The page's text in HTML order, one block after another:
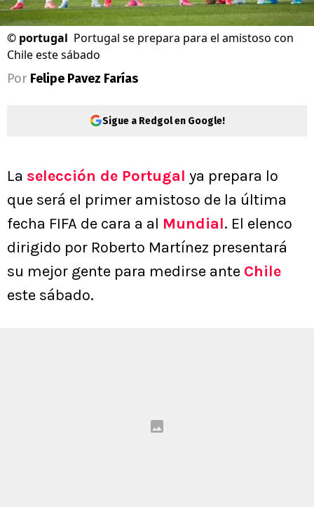
© portugal Portugal se prepara para el amistoso con
Chile este sábado
Por Felipe Pavez Farías
Sigue a Redgol en Google!
La selección de Portugal ya prepara lo
que será el primer amistoso de la última
fecha FIFA de cara a al Mundial. El elenco
dirigido por Roberto Martínez presentará
su mejor gente para medirse ante Chile
este sábado.